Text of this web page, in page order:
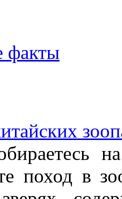
факты
поход в